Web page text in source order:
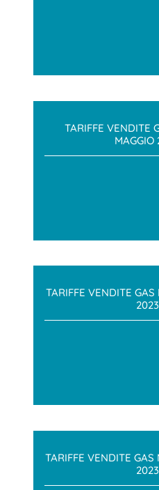
TARIFFE VENDITE
MAGGIO
TARIFFE VENDITE
2023
TARIFFE VENDITE
2023